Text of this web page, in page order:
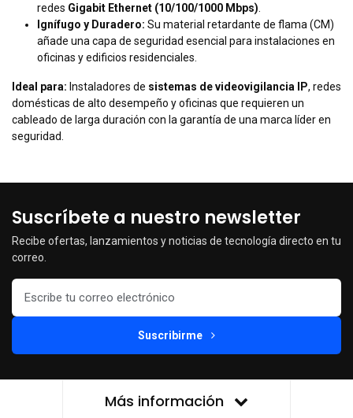
redes Gigabit Ethernet (10/100/1000 Mbps)
Ignífugo y Duradero: Su material retardante de flama (CM)
añade una capa de seguridad esencial para instalaciones en
oficinas y edificios residenciales.
Ideal para: Instaladores de sistemas de videovigilancia IP, redes
domésticas de alto desempeño y oficinas que requieren un
cableado de larga duración con la garantía de una marca líder en
seguridad.
Suscríbete a nuestro newsletter
Recibe ofertas, lanzamientos y noticias de tecnología directo en tu
correo.
Suscribirme
Más información